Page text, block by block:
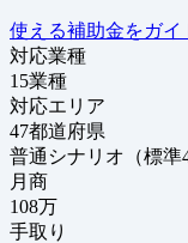
使える補助金をガイ
対応業種
15業種
対応エリア
47都道府県
普通シナリオ（標準
月商
108万
手取り